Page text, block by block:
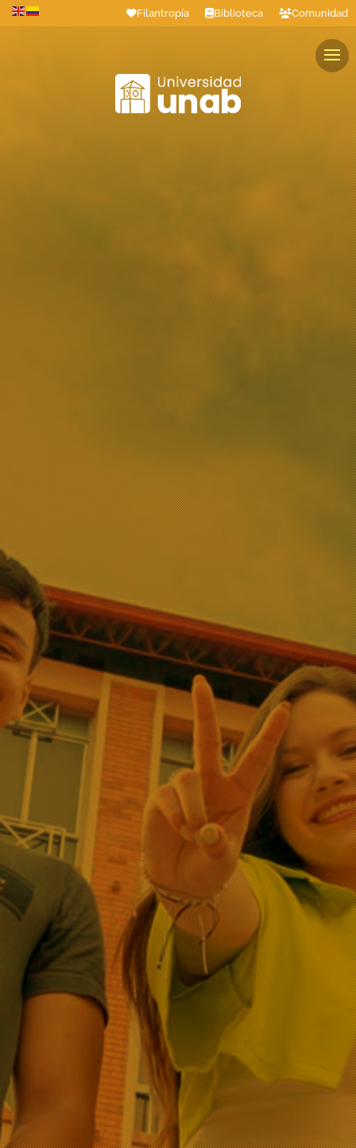
Filantropía Biblioteca Comunidad
Estudiantes Profesores Graduados